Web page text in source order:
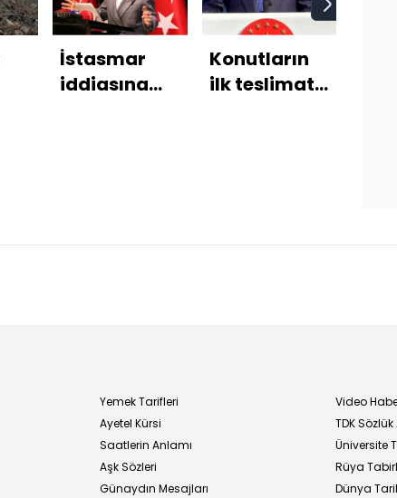
İstasmar
iddiasına
Konutların
ilk teslimatı
Yemek Tarifleri
Ayetel Kürsi
Saatlerin Anlamı
Aşk Sözleri
Günaydın Mesajları
Video
TDK
Üniversite
Rüya
Dünya